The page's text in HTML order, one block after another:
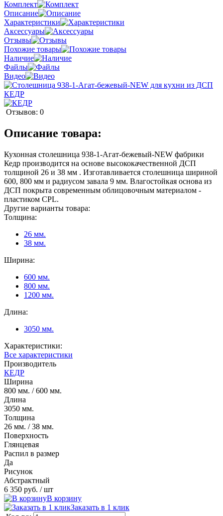
Комплект
Описание
Характеристики
Аксессуары
Отзывы
Похожие товары
Наличие
Файлы
идео
Отзывов: 0
Описание товара:
Кухонная столешница 938-1-Агат-бежевый-NEW фабрики
Кедр производится на основе высококачественной ДСП
толщиной 26 и 38 мм . Изготавливается столешница шириной
600, 800 мм и радиусом завала 9 мм. Влагостойкая основа из
ДСП покрыта современным облицовочным материалом -
пластиком CPL.
Другие варианты товара:
Толщина:
26 мм.
38 мм.
Ширина:
600 мм.
800 мм.
1200 мм.
Длина:
3050 мм.
Характеристики:
се характеристики
Производитель
КЕДР
Ширина
800 мм. / 600 мм.
Длина
3050 мм.
Толщина
26 мм. / 38 мм.
Поверхность
Глянцевая
Распил в размер
Да
Рисунок
Абстрактный
6 350 руб. / шт
корзину
Заказать в 1 клик